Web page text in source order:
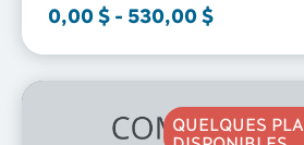
0,00 $ - 530,00 $
QUELQUES